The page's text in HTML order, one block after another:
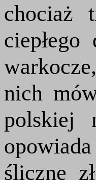
chociaż
nich
polskiej
śliczne